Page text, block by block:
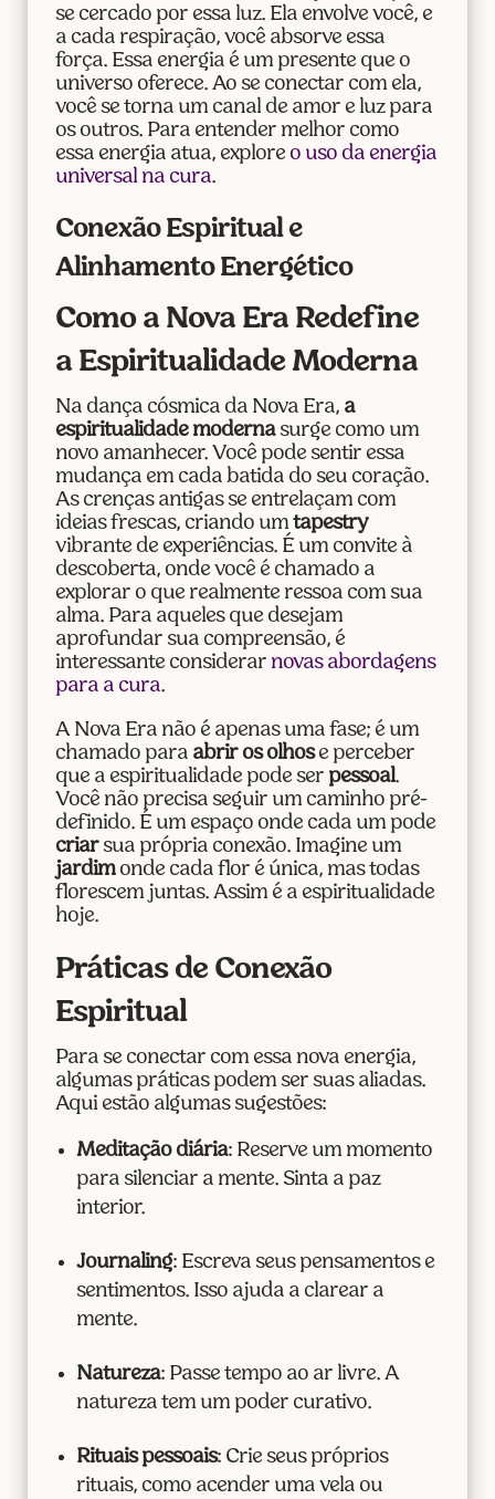
se cercado por essa luz. Ela envolve você, e
a cada respiração, você absorve essa
força. Essa energia é um presente que o
universo oferece. Ao se conectar com ela,
você se torna um canal de amor e luz para
os outros. Para entender melhor como
essa energia atua, explore o uso da energia
universal na cura.
Conexão Espiritual e
Alinhamento Energético
Como a Nova Era Redefine
a Espiritualidade Moderna
Na dança cósmica da Nova Era, a
espiritualidade modernasurge como um
novo amanhecer. Você pode sentir essa
mudança em cada batida do seu coração.
As crenças antigas se entrelaçam com
ideias frescas, criando um tapestry
vibrante de experiências. É um convite à
descoberta, onde você é chamado a
explorar o que realmente ressoa com sua
alma. Para aqueles que desejam
aprofundar sua compreensão, é
interessante considerar novas abordagens
para a cura.
A Nova Era não é apenas uma fase; é um
chamado para abrir os olhose perceber
que a espiritualidade pode ser pessoal.
Você não precisa seguir um caminho pré-
definido. É um espaço onde cada um pode
criarsua própria conexão. Imagine um
jardimonde cada flor é única, mas todas
florescem juntas. Assim é a espiritualidade
hoje.
Práticas de Conexão
Espiritual
Para se conectar com essa nova energia,
algumas práticas podem ser suas aliadas.
Aqui estão algumas sugestões:
Meditação diária: Reserve um momento
para silenciar a mente. Sinta a paz
interior.
Journaling: Escreva seus pensamentos e
sentimentos. Isso ajuda a clarear a
mente.
Natureza: Passe tempo ao ar livre. A
natureza tem um poder curativo.
Rituais pessoais: Crie seus próprios
rituais, como acender uma vela ou